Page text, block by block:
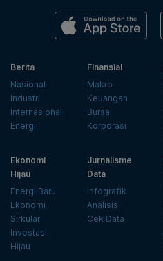
Berita
Nasional
Industri
Internasional
Energi
Finansial
Makro
Keuangan
Bursa
Korporasi
Ekonomi
Hijau
Energi Baru
Ekonomi
Sirkular
Investasi
Hijau
Jurnalisme
Data
Infografik
Analisis
Cek Data